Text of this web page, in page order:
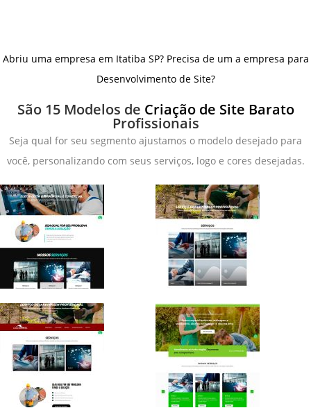
Abriu uma empresa em Itatiba SP? Precisa de um a empresa para
Desenvolvimento de Site?
São 15 Modelos de Criação de Site Barato
Profissionais
Seja qual for seu segmento ajustamos o modelo desejado para
você, personalizando com seus serviços, logo e cores desejadas.